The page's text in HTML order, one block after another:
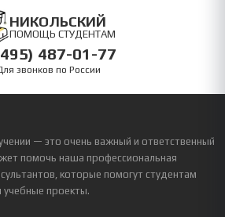
НИКОЛЬСКИЙ
ПОМОЩЬ СТУДЕНТАМ
487-01-77
звонков по России
— это очень важный и ответственный
помочь наша профессиональная
которые помогут студентам
проекты.